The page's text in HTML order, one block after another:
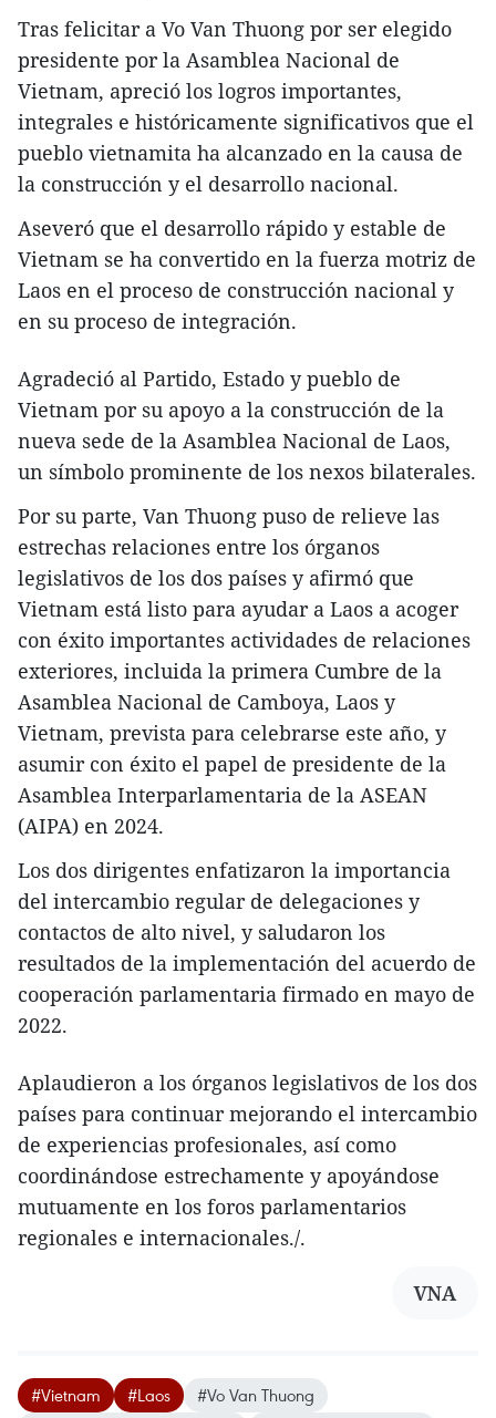
Tras felicitar a Vo Van Thuong por ser elegido
presidente por la Asamblea Nacional de
Vietnam, apreció los logros importantes,
integrales e históricamente significativos que el
pueblo vietnamita ha alcanzado en la causa de
la construcción y el desarrollo nacional.
Aseveró que el desarrollo rápido y estable de
Vietnam se ha convertido en la fuerza motriz de
Laos en el proceso de construcción nacional y
en su proceso de integración.
Agradeció al Partido, Estado y pueblo de
Vietnam por su apoyo a la construcción de la
nueva sede de la Asamblea Nacional de Laos,
un símbolo prominente de los nexos bilaterales.
Por su parte, Van Thuong puso de relieve las
estrechas relaciones entre los órganos
legislativos de los dos países y afirmó que
Vietnam está listo para ayudar a Laos a acoger
con éxito importantes actividades de relaciones
exteriores, incluida la primera Cumbre de la
Asamblea Nacional de Camboya, Laos y
Vietnam, prevista para celebrarse este año, y
asumir con éxito el papel de presidente de la
Asamblea Interparlamentaria de la ASEAN
(AIPA) en 2024.
Los dos dirigentes enfatizaron la importancia
del intercambio regular de delegaciones y
contactos de alto nivel, y saludaron los
resultados de la implementación del acuerdo de
cooperación parlamentaria firmado en mayo de
2022.
Aplaudieron a los órganos legislativos de los dos
países para continuar mejorando el intercambio
de experiencias profesionales, así como
coordinándose estrechamente y apoyándose
mutuamente en los foros parlamentarios
regionales e internacionales./.
VNA
#Vietnam #Laos
#Vo Van Thuong